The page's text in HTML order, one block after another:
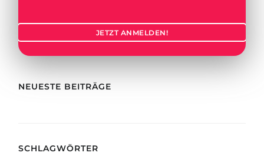
BERUFE
Beispiel-Stellenangebote
Holland-Test
BEWERBEN FÜR FACHRICHTUNG …
Medizin
Physik
BEWERBEN AUS …
JETZT ANMELDEN!
NEUESTE BEITRÄGE
SCHLAGWÖRTER